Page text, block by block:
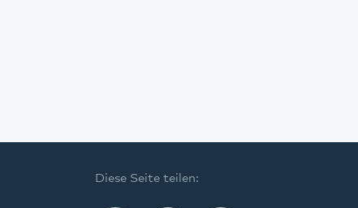
Diese Seite teilen: